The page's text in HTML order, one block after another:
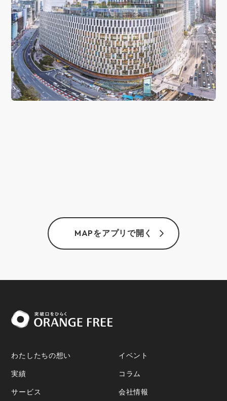
MAPをアプリで開く
わたしたちの想い
実績
サービス
イベント
コラム
会社情報